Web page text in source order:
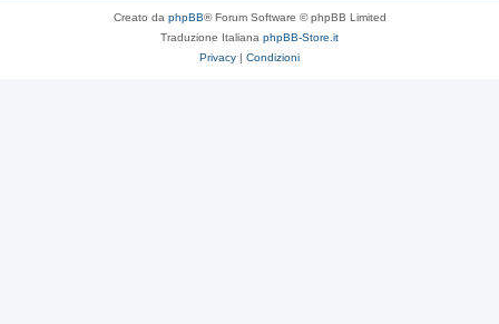
Creato da phpBB® Forum Software © phpBB Limited
Traduzione Italiana phpBB-Store.it
Privacy | Condizioni